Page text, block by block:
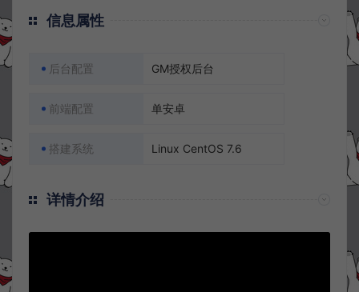
信息属性
后台配置 GM授权后台
前端配置 单安卓
搭建系统 Linux CentOS 7.6
详情介绍